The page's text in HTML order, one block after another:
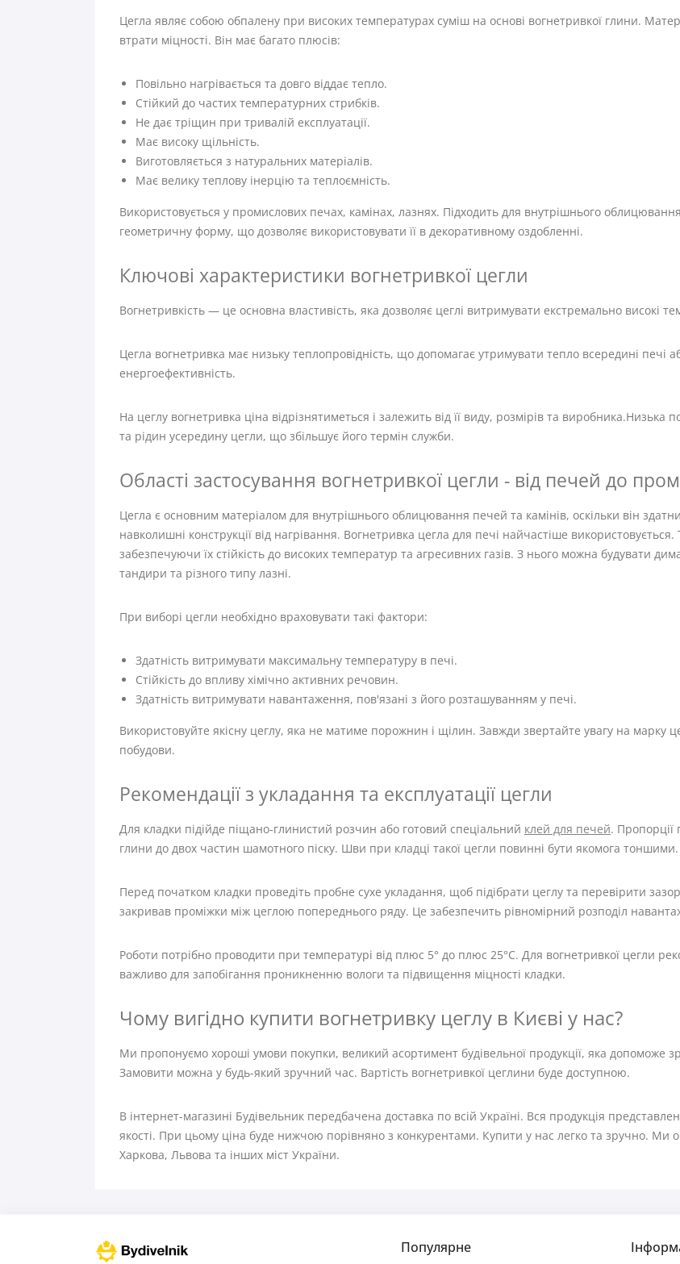
Цегла являє собою обпалену при високих температурах суміш на основі вогнетривкої глини.
втрати міцності. Він має багато плюсів:
Повільно нагрівається та довго віддає тепло.
Стійкий до частих температурних стрибків.
Не дає тріщин при тривалій експлуатації.
Має високу щільність.
Виготовляється з натуральних матеріалів.
Має велику теплову інерцію та теплоємність.
Використовується у промислових печах, камінах, лазнях. Підходить для внутрішнього
геометричну форму, що дозволяє використовувати її в декоративному оздобленні.
Ключові характеристики вогнетривкої цегли
Вогнетривкість — це основна властивість, яка дозволяє цеглі витримувати екстремально високі
Цегла вогнетривка має низьку теплопровідність, що допомагає утримувати тепло всередині печі
енергоефективність.
На цеглу вогнетривка ціна відрізнятиметься і залежить від її виду, розмірів та виробника.Низька
та рідин усередину цегли, що збільшує його термін служби.
Області застосування вогнетривкої цегли - від печей до
Цегла є основним матеріалом для внутрішнього облицювання печей та камінів, оскільки він
навколишні конструкції від нагрівання. Вогнетривка цегла для печі найчастіше
забезпечуючи їх стійкість до високих температур та агресивних газів. З нього можна будувати
тандири та різного типу лазні.
При виборі цегли необхідно враховувати такі фактори:
Здатність витримувати максимальну температуру в печі.
Стійкість до впливу хімічно активних речовин.
Здатність витримувати навантаження, пов'язані з його розташуванням у печі.
Використовуйте якісну цеглу, яка не матиме порожнин і щілин. Завжди звертайте увагу на марку
побудови.
Рекомендації з укладання та експлуатації цегли
Для кладки підійде піщано-глинистий розчин або готовий спеціальний клей для печей. Пропорції
глини до двох частин шамотного піску. Шви при кладці такої цегли повинні бути якомога тоншими.
Перед початком кладки проведіть пробне сухе укладання, щоб підібрати цеглу та перевірити
закривав проміжки між цеглою попереднього ряду. Це забезпечить рівномірний розподіл
Роботи потрібно проводити при температурі від плюс 5° до плюс 25°C. Для вогнетривкої цегли
важливо для запобігання проникненню вологи та підвищення міцності кладки.
Чому вигідно купити вогнетривку цеглу в Києві у нас?
Ми пропонуємо хороші умови покупки, великий асортимент будівельної продукції, яка допоможе
Замовити можна у будь-який зручний час. Вартість вогнетривкої цеглини буде доступною.
В інтернет-магазині Будівельник передбачена доставка по всій Україні. Вся продукція
якості. При цьому ціна буде нижчою порівняно з конкурентами. Купити у нас легко та зручно. Ми
Харкова, Львова та інших міст України.
Популярне